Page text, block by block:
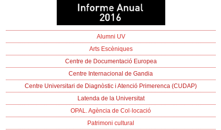
Alumni UV
Arts Escèniques
Centre de Documentació Europea
Centre Internacional de Gandia
Centre Universitari de Diagnòstic i Atenció Primerenca (CUDAP)
Latenda de la Universitat
OPAL. Agència de Col·locació
Patrimoni cultural